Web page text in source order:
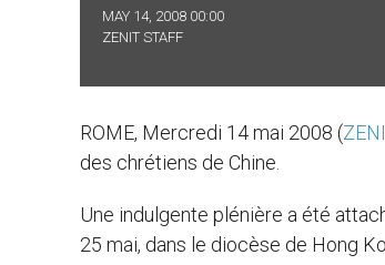
MAY 14, 2008 00:00
ZENIT STAFF
ROME, Mercredi 14 mai 2008 (
des chrétiens de Chine.
Une indulgente plénière a été
25 mai, dans le diocèse de Hong